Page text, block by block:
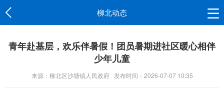
柳北动态
青年赴基层，欢乐伴暑假！团员暑期进社区暖心相伴
少年儿童
来源：柳北区沙塘镇人民政府 发布时间：2026-07-07 10:35